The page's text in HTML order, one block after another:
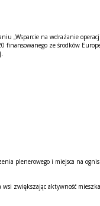
„Wsparcie na wdrażanie
finansowanego ze środków
plenerowego i miejsca na
zwiększając aktywność